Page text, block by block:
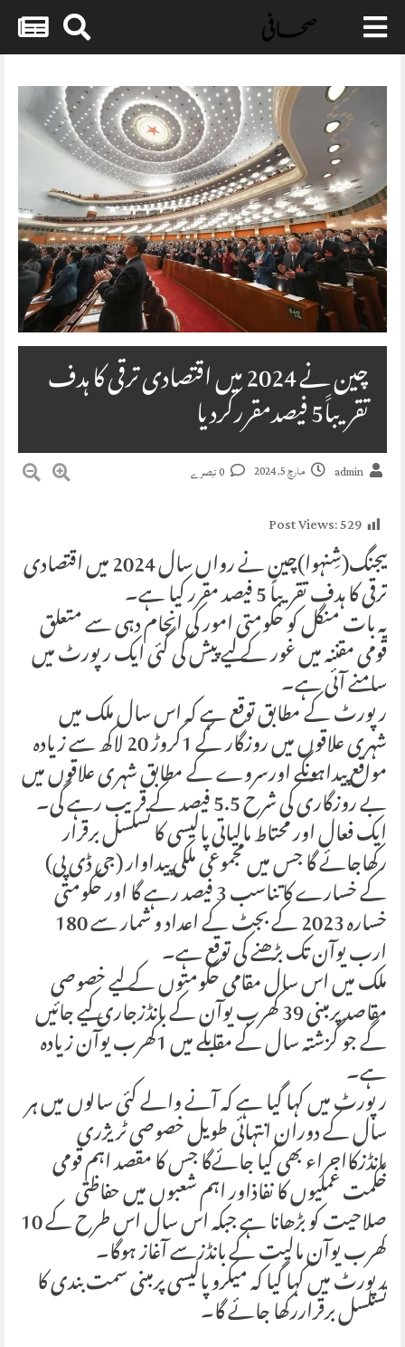
Skip
content
چین نے 2024 میں اقتصادی ترقی کا ہدف تقریباََ5 فیصدمقررکردیا
admin مارچ 5, 2024
Post Views:529
بیجنگ(شِنہوا)چین نے رواں سال 2024 میں اقتصادی ترقی کا ہدف تقریباً 5 فیصد مقرر کیا ہے۔
یہ بات منگل کو حکومتی امور کی انجام دہی سے متعلق
قومی مقننہ میں غور کے لیے پیش کی گئی ایک رپورٹ میں
سامنے آئی ہے۔
رپورٹ کے مطابق توقع ہے کہ اس سال ملک میں
شہری علاقوں میں روزگار کے 1کروڑ 20 لاکھ سے زیادہ
مواقع پیداہونگے اورسروے کے مطابق شہری علاقوں میں
بے روزگاری کی شرح 5.5 فیصد کے قریب رہے گی۔
ایک فعال اور محتاط مالیاتی پالیسی کا تسلسل برقرار
رکھاجائے گا جس میں مجموعی ملکی پیداوار (جی ڈی پی)
کے خسارے کا تناسب 3 فیصد رہے گا اور حکومتی
خسارہ 2023 کے بجٹ کے اعداد و شمار سے 180 ارب یوآن تک بڑھنے کی توقع ہے۔
ملک میں اس سال مقامی حکومتوں کے لیے خصوصی
مقاصدپرمبنی 39 کھرب یوآن کے بانڈزجاری کیے جائیں
گے جو گزشتہ سال کے مقابلے میں 1کھرب یوآن زیادہ ہے۔
رپورٹ میں کہا گیا ہے کہ آنے والے کئی سالوں میں ہر
سال کے دوران انتہائی طویل خصوصی ٹریژری
بانڈزکااجراء بھی کیا جائےگا جس کا مقصد اہم قومی
حکمت عملیوں کا نفاذاور اہم شعبوں میں حفاظتی صلاحیت کو بڑھانا ہے جبکہ اس سال اس طرح کے 10 کھرب یوآن مالیت کے بانڈزسے آغاز ہوگا۔
رپورٹ میں کہا گیا کہ میکرو پالیسی پرمبنی سمت بندی کا
تسلسل برقراررکھا جائے گا۔